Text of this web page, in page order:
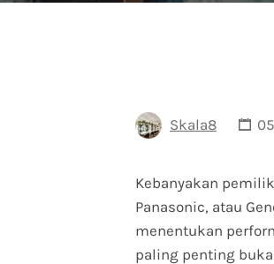
Skala8
Kebanyakan
Panasonic, atau
menentukan
paling penting